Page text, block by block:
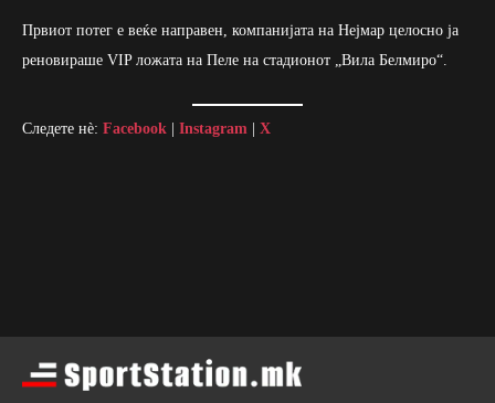
Првиот потег е веќе направен, компанијата на Нејмар целосно ја
реновираше VIP ложата на Пеле на стадионот „Вила Белмиро“.
Следете нè: Facebook Instagram X